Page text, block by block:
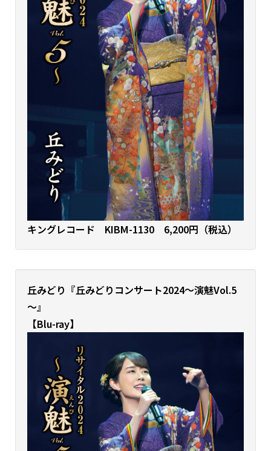
キングレコード KIBM-1130 6,200円（税込）
丘みどり『丘みどりコンサート2024～演魅Vol.5
～』
【Blu-ray】